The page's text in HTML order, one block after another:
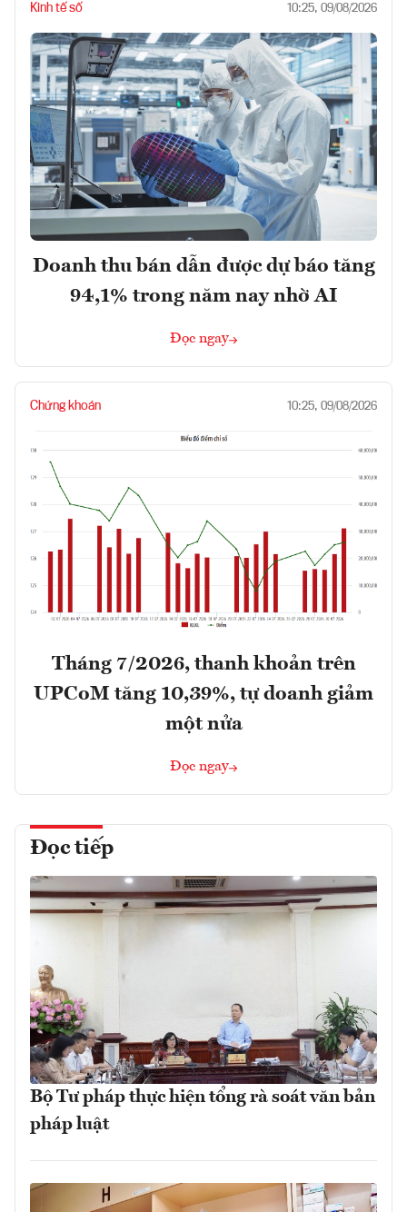
Kinh tế số 10:25, 09/08/2026
Doanh thu bán dẫn được dự báo tăng
94,1% trong năm nay nhờ AI
Đọc ngay
Chứng khoán 10:25, 09/08/2026
Tháng 7/2026, thanh khoản trên
UPCoM tăng 10,39%, tự doanh giảm
một nửa
Đọc ngay
Đọc tiếp
Bộ Tư pháp thực hiện tổng rà soát văn bản
pháp luật